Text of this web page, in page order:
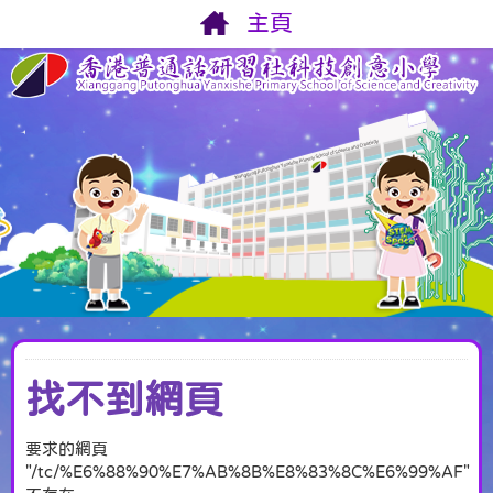
主頁
找不到網頁
要求的網頁
"/tc/%E6%88%90%E7%AB%8B%E8%83%8C%E6%99%AF"